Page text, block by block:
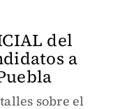
del
a
sobre el